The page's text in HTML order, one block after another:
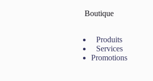
Boutique
Produits
Services
Promotions